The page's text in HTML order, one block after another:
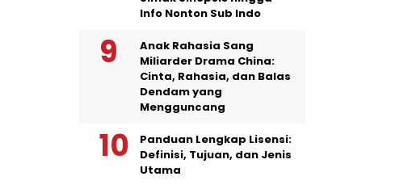
Info Nonton Sub Indo
Anak Rahasia Sang
Miliarder Drama China:
Cinta, Rahasia, dan Balas
Dendam yang
Mengguncang
Panduan Lengkap Lisensi:
Definisi, Tujuan, dan Jenis
Utama